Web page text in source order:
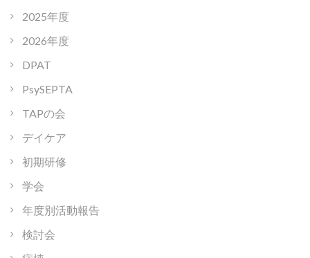
2025年度
2026年度
DPAT
PsySEPTA
TAPの会
デイケア
初期研修
学会
年度別活動報告
検討会